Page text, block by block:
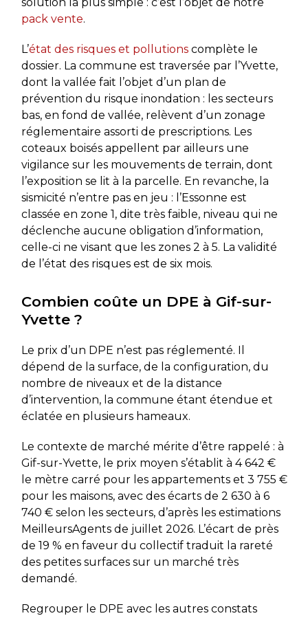
pack vente.
L’état des risques et pollutionscomplète le
dossier. La commune est traversée par l’Yvette,
dont la vallée fait l’objet d’un plan de
prévention du risque inondation : les secteurs
bas, en fond de vallée, relèvent d’un zonage
réglementaire assorti de prescriptions. Les
coteaux boisés appellent par ailleurs une
vigilance sur les mouvements de terrain, dont
l’exposition se lit à la parcelle. En revanche, la
sismicité n’entre pas en jeu : l’Essonne est
classée en zone 1, dite très faible, niveau qui ne
déclenche aucune obligation d’information,
celle-ci ne visant que les zones 2 à 5. La validité
de l’état des risques est de six mois.
Combien coûte un DPE à Gif-sur-
Yvette ?
Le prix d’un DPE n’est pas réglementé. Il
dépend de la surface, de la configuration, du
nombre de niveaux et de la distance
d’intervention, la commune étant étendue et
éclatée en plusieurs hameaux.
Le contexte de marché mérite d’être rappelé : à
Gif-sur-Yvette, le prix moyen s’établit à 4 642 €
le mètre carré pour les appartements et 3 755 €
pour les maisons, avec des écarts de 2 630 à 6
740 € selon les secteurs, d’après les estimations
MeilleursAgents de juillet 2026. L’écart de près
de 19 % en faveur du collectif traduit la rareté
des petites surfaces sur un marché très
demandé.
Regrouper le DPE avec les autres constats